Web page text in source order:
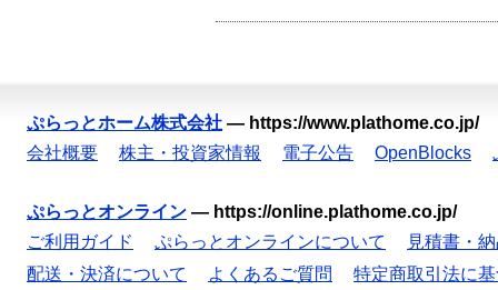
ぷらっとホーム株式会社 — https://www.plathome.co.jp/
会社概要
株主・投資家情報 電子公告 OpenBlocks
ぷらっとオンライン — https://online.plathome.co.jp/
ご利用ガイド
ぷらっとオンラインについて
見積書・
配送・決済について
よくあるご質問
特定商取引法に